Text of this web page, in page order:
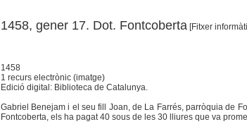
1458, gener 17. Dot. Fontcoberta[Fitxer
1458
1 recurs electrònic (imatge)
Edició digital: Biblioteca de Catalunya.
Gabriel Benejam i el seu fill Joan, de La Farrés, parròquia de
Fontcoberta, els ha pagat 40 sous de les 30 lliures que va